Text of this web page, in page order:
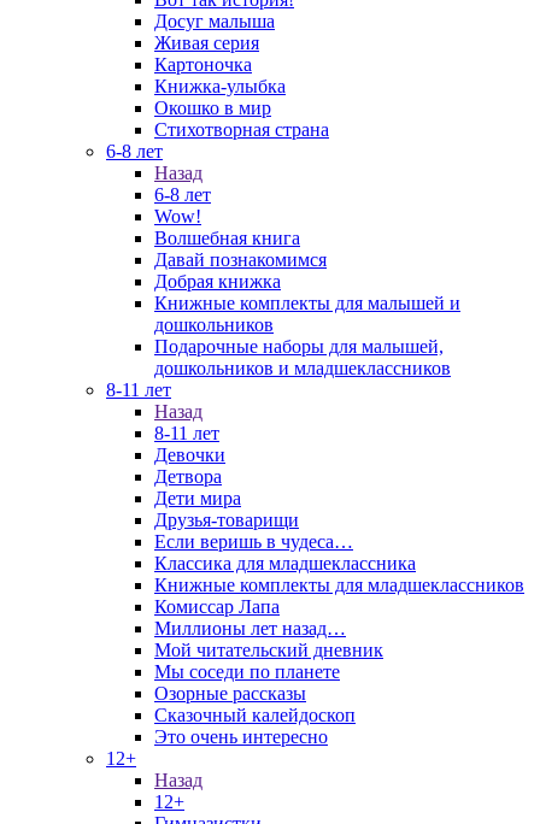
Досуг малыша
Живая серия
Картоночка
Книжка-улыбка
Окошко в мир
Стихотворная страна
6-8 лет
Назад
6-8 лет
Wow!
Волшебная книга
Давай познакомимся
Добрая книжка
Книжные комплекты для малышей и
дошкольников
Подарочные наборы для малышей,
дошкольников и младшеклассников
8-11 лет
Назад
8-11 лет
Девочки
Детвора
Дети мира
Друзья-товарищи
Если веришь в чудеса…
Классика для младшеклассника
Книжные комплекты для младшеклассников
Комиссар Лапа
Миллионы лет назад…
Мой читательский дневник
Мы соседи по планете
Озорные рассказы
Сказочный калейдоскоп
Это очень интересно
12+
Назад
12+